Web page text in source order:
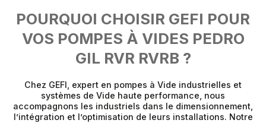
POURQUOI CHOISIR GEFI POUR
VOS POMPES À VIDES PEDRO
GIL RVR RVRB ?
Chez GEFI, expert en pompes à Vide industrielles et
systèmes de Vide haute performance, nous
accompagnons les industriels dans le dimensionnement,
l’intégration et l’optimisation de leurs installations. Notre